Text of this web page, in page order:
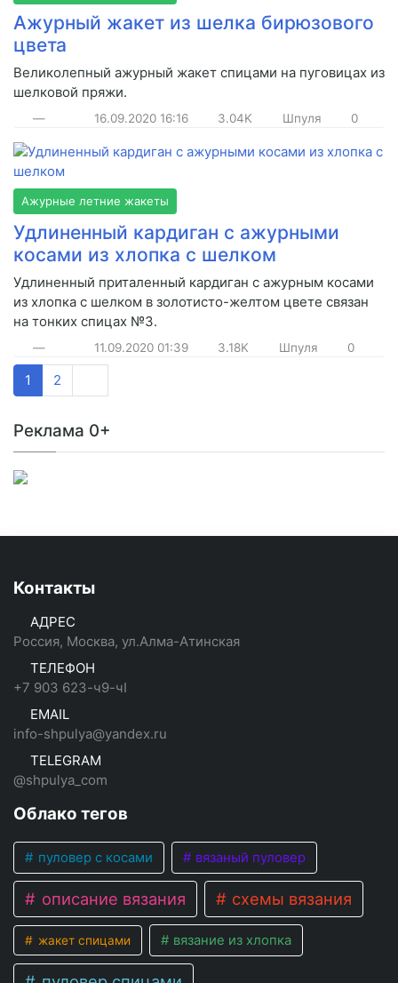
Ажурный жакет из шелка бирюзового
цвета
Великолепный ажурный жакет спицами на пуговицах из
шелковой пряжи.
— 16.09.2020 16:16 3.04K Шпуля 0
Ажурные летние жакеты
Удлиненный кардиган с ажурными
косами из хлопка с шелком
Удлиненный приталенный кардиган с ажурным косами
из хлопка с шелком в золотисто-желтом цвете связан
на тонких спицах №3.
— 11.09.2020 01:39 3.18K Шпуля 0
1 2
Реклама 0+
Контакты
АДРЕС
Россия, Москва, ул.Алма-Атинская
ТЕЛЕФОН
+7 903 623-ч9-чI
EMAIL
info-shpulya@yandex.ru
TELEGRAM
@shpulya_com
Облако тегов
пуловер с косами вязаный пуловер
описание вязания схемы вязания
жакет спицами вязание из хлопка